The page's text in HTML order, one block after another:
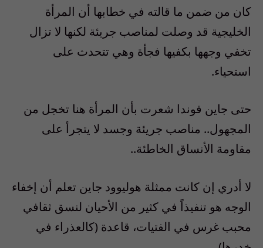
كان من ضمن ما قالته في خطابها أن المرأة
الخليجية قد وصلت لمناصب جريئة لكنها لا تزال
تخفي وجهها بكفيها فجأة وهي تتحدث على
استحياء.
حتى جاين فوندا شعرت بأن المرأة هنا تخجل من
المجهول.. مناصب جريئة وجسد لا يتجرأ على
مقاومة الأنساق الخاطئة..
لا أدري إن كانت ممثلة هوليوود جاين تعلم أن إخفاء
الوجه هو تنفيذاً في كثير من الأحيان لنسق ثقافي
محبب غرس في الفتيات، قاعدة (كالعذراء في